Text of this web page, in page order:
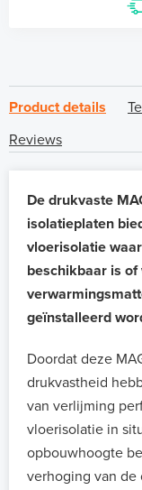
Product details
Reviews
De drukvaste
isolatieplaten
vloerisolatie
beschikbaar is
geïnstalleerd
Doordat deze
drukvastheid
van verlijming
vloerisolatie in
opbouwhoogte
verhoging van de